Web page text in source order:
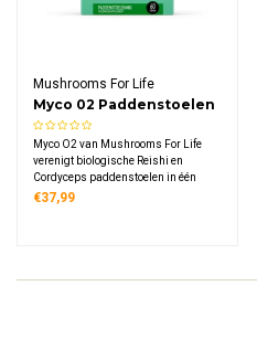
Mushrooms For Life
Myco 02 Paddenstoelen
Poeder Bio
Myco O2 van Mushrooms For Life
verenigt biologische Reishi en
Cordyceps paddenstoelen in één
poeder. Deze traditionele mix levert
€37,99